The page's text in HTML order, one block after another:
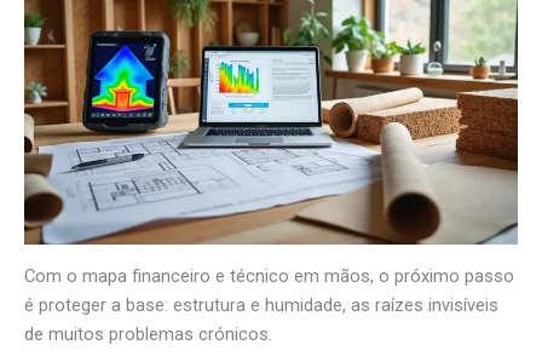
Com o mapa financeiro e técnico em mãos, o próximo passo
é proteger a base: estrutura e humidade, as raízes invisíveis
de muitos problemas crónicos.